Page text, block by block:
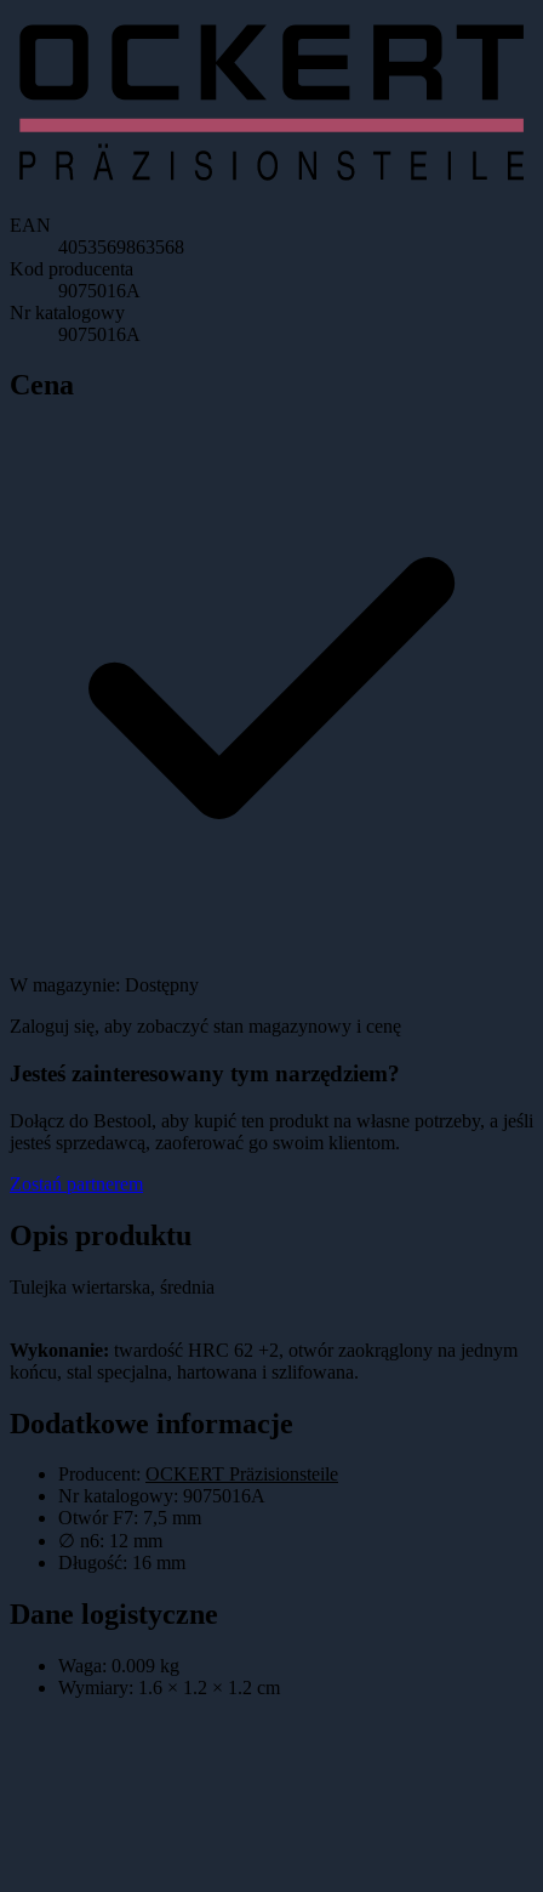
EAN
4053569863568
Kod producenta
9075016A
Nr katalogowy
9075016A
Cena
W magazynie: Dostępny
Zaloguj się, aby zobaczyć stan magazynowy i cenę
Jesteś zainteresowany tym narzędziem?
Dołącz do Bestool, aby kupić ten produkt na własne potrzeby, a jeśli
jesteś sprzedawcą, zaoferować go swoim klientom.
Zostań partnerem
Opis produktu
Tulejka wiertarska, średnia
Wykonanie: twardość HRC 62 +2, otwór zaokrąglony na jednym
końcu, stal specjalna, hartowana i szlifowana.
Dodatkowe informacje
Producent: OCKERT Präzisionsteile
Nr katalogowy: 9075016A
Otwór F7: 7,5 mm
∅ n6: 12 mm
Długość: 16 mm
Dane logistyczne
Waga: 0.009 kg
Wymiary: 1.6 × 1.2 × 1.2 cm